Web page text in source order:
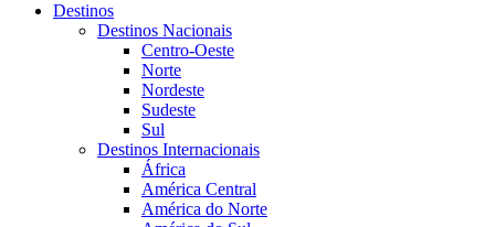
Destinos
Destinos Nacionais
Centro-Oeste
Norte
Nordeste
Sudeste
Sul
Destinos Internacionais
África
América Central
América do Norte